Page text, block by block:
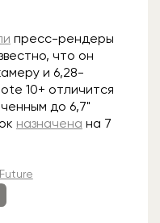
пресс-рендеры
что он
и 6,28-
10+ отличится
до 6,7"
назначена на 7